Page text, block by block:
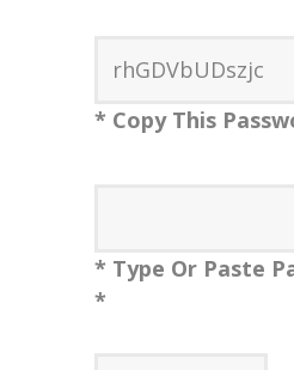
* Copy This
* Type Or Paste
*